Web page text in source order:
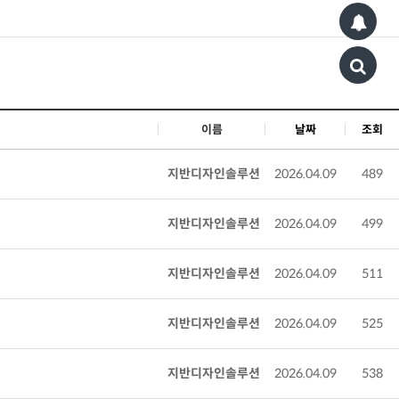
이름 날짜 조회
지반디자인솔루션 2026.04.09 489
지반디자인솔루션 2026.04.09 499
지반디자인솔루션 2026.04.09 511
지반디자인솔루션 2026.04.09 525
지반디자인솔루션 2026.04.09 538